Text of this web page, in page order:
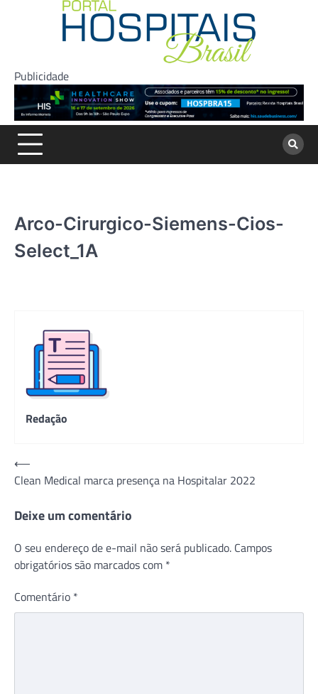
Publicidade
Arco-Cirurgico-Siemens-Cios-
Select_1A
Redação
Navegação
de
Post
⟵
Clean Medical marca presença na Hospitalar 2022
Deixe um comentário
O seu endereço de e-mail não será publicado. Campos
obrigatórios são marcados com *
Comentário *